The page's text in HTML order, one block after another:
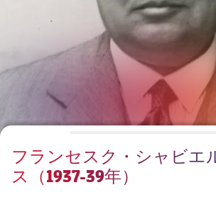
レジェンド
監督
plusicon
label.aria.plus
プレスパス
Facilities
チケット
結果
スケジュール
チケット
PLUSICON
LABEL.ARIA.PLUS
トップチーム
plusicon
label.aria.plus
スケジュール
チケット
結果
PLUSICON
LABEL.ARIA.PLUS
トップチーム
スケジュール
PLUSICON
LABEL.ARIA.PLUS
フランセスク・シャビエ
ス（1937-39年）